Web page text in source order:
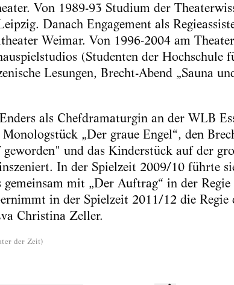
Von 1989-93 Studium der
Danach Engagement als
Weimar. Von 1996-2004 am
(Studenten der Hochschule
Lesungen, Brecht-Abend „Sauna
als Chefdramaturgin an der WLB
„Der graue Engel“, den
und das Kinderstück auf der
In der Spielzeit 2009/10 führte
mit „Der Auftrag“ in der
in der Spielzeit 2011/12 die Regie
Christina Zeller.
der Zeit)